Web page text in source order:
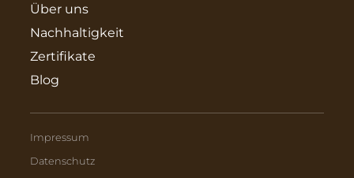
Über uns
Nachhaltigkeit
Zertifikate
Blog
Impressum
Datenschutz